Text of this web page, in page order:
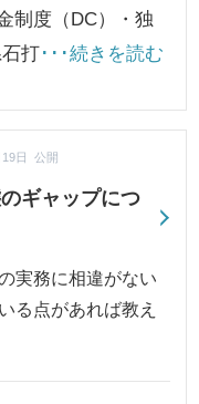
制度（DC）・独
打･･･続きを読む
ギャップにつ
19日 公開
実務に相違がない
る点があれば教え